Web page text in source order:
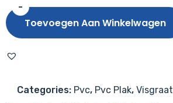
-
Hebeta
Visgraat
aantal
Toevoegen Aan Winkelwagen
Categories: Pvc, Pvc Plak, Visgraat